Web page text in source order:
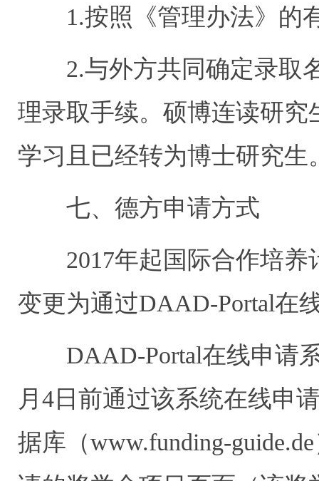
1.按照《管理办法》的
2.与外方共同确定录取
理录取手续。硕博连读研
学习且已经转为博士研究生
七、德方申请方式
2017年起国际合作培养
变更为通过DAAD-Portal在
DAAD-Portal在线申请系
月4日前通过该系统在线申
据库（www.funding-